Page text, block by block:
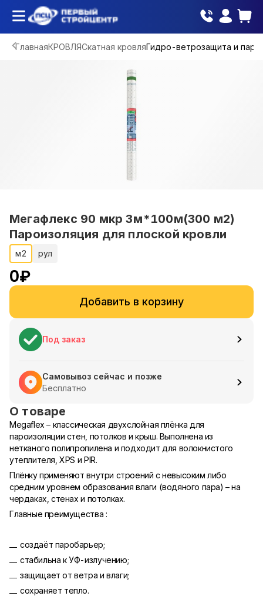
ГлавнаяКРОВЛЯСкатная кровляГидро-ветрозащита и
Мегафлекс 90 мкр 3м*100м(300 м2)
Пароизоляция для плоской кровли
м2 рул
0₽
Добавить в корзину
Под заказ
Самовывоз сейчас и позже
Бесплатно
О товаре
Megaflex – классическая двухслойная плёнка для
пароизоляции стен, потолков и крыш. Выполнена из
нетканого полипропилена и подходит для волокнистого
утеплителя, XPS и PIR.
Плёнку применяют внутри строений с невысоким либо
средним уровнем образования влаги (водяного пара) – на
чердаках, стенах и потолках.
Главные преимущества :
создаёт паробарьер;
стабильна к УФ-излучению;
защищает от ветра и влаги;
сохраняет тепло.